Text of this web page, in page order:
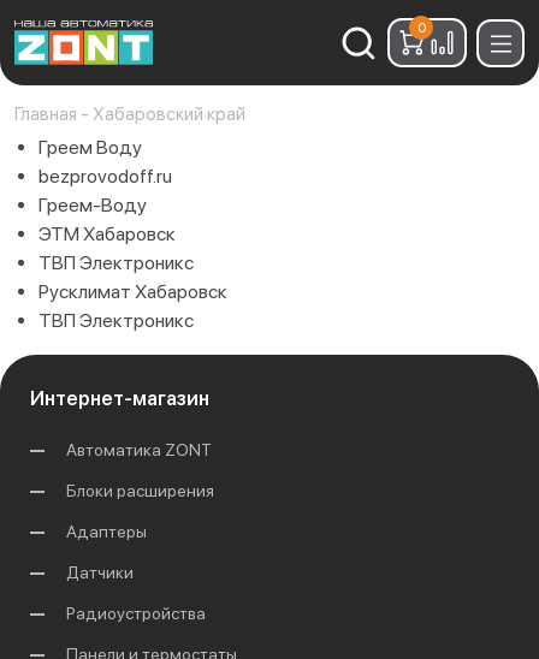
Найти:
0
Главная - Хабаровский край
Греем Воду
bezprovodoff.ru
Греем-Воду
ЭТМ Хабаровск
ТВП Электроникс
Русклимат Хабаровск
ТВП Электроникс
Интернет-магазин
Автоматика ZONT
Блоки расширения
Адаптеры
Датчики
Радиоустройства
Панели и термостаты